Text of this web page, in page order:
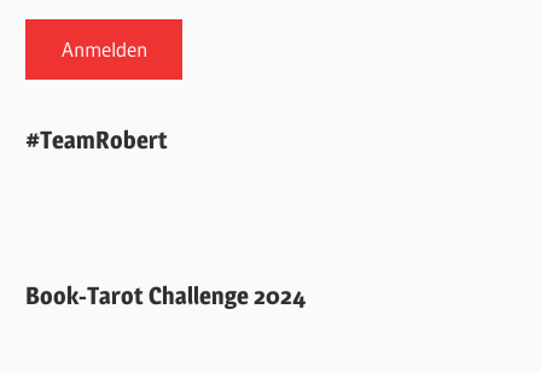
#TeamRobert
Book-Tarot Challenge 2024